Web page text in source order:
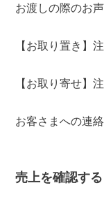
お渡しの際のお
【お取り置き】
【お取り寄せ】
お客さまへの連
売上を確認す